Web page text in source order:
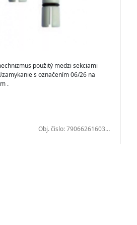
použitý medzi sekciami
s označením 06/26 na
.
Obj. čislo:7906626160301